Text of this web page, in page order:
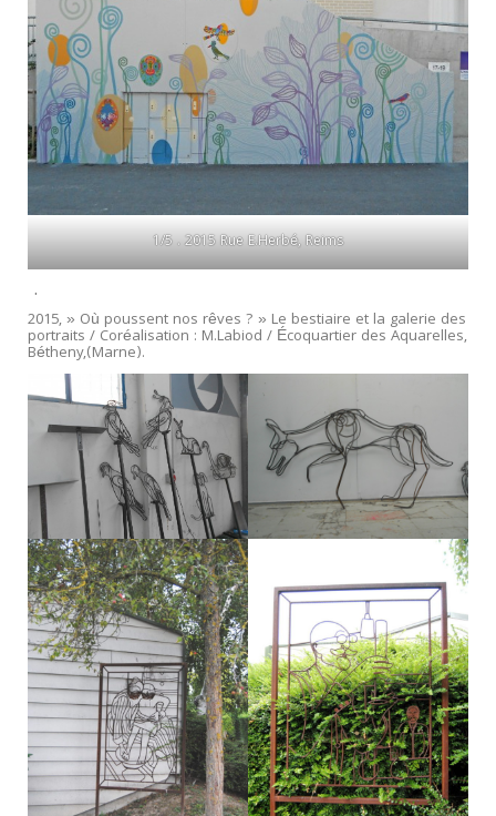
1/5 . 2015 Rue E.Herbé, Reims
.
2015, » Où poussent nos rêves ? » Le bestiaire et la galerie des
portraits / Coréalisation : M.Labiod / Écoquartier des Aquarelles,
Bétheny,(Marne).